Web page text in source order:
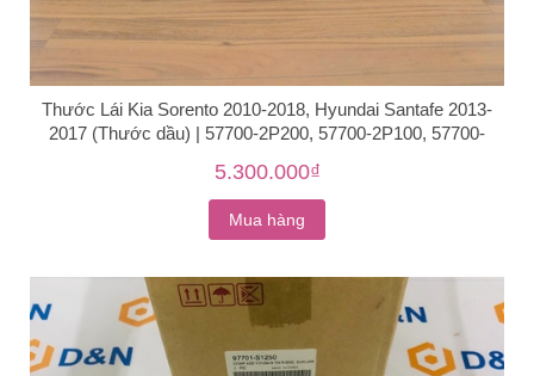
Thước Lái Kia Sorento 2010-2018, Hyundai Santafe 2013-
2017 (Thước dầu) | 57700-2P200, 57700-2P100, 57700-
5.300.000₫
Mua hàng